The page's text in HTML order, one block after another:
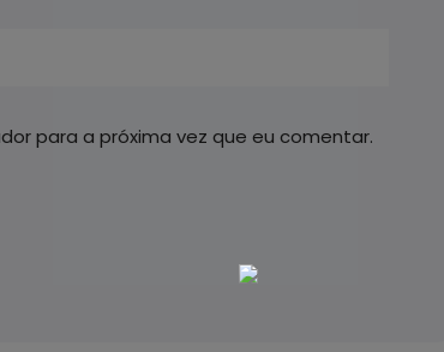
para a próxima vez que eu comentar.